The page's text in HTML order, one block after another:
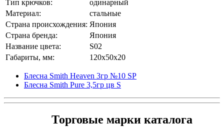
Тип крючков:
одинарный
Материал:
стальные
Страна происхождения: Япония
Страна бренда:
Япония
Название цвета:
S02
Габариты, мм:
120x50x20
Блесна Smith Heaven 3гр №10 SP
Блесна Smith Pure 3,5гр цв S
Торговые марки каталога